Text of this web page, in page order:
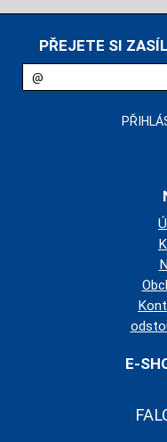
PŘEJETE SI
E-